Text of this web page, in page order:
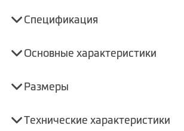
Спецификация
Основные характеристики
Размеры
Технические характеристики